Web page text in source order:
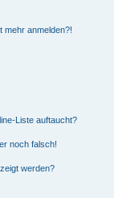
mehr anmelden?!
Liste auftaucht?
noch falsch!
werden?